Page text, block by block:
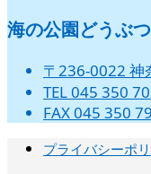
海の公園どうぶ
〒236-0022 神
TEL 045 350
FAX 045 350
プライバシーポ